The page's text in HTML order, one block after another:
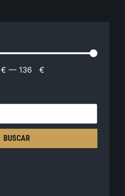
€ — 136 €
BUSCAR